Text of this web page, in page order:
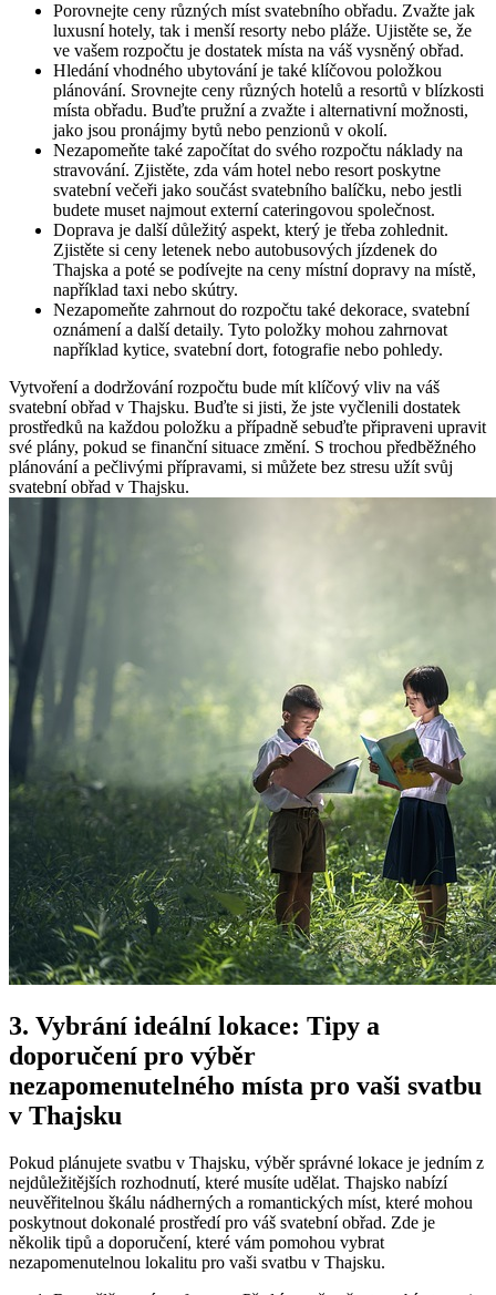
Porovnejte ceny různých míst svatebního obřadu. Zvažte jak
luxusní hotely, tak i menší resorty nebo pláže. Ujistěte se, že
ve vašem rozpočtu je dostatek místa na váš vysněný obřad.
Hledání vhodného ubytování je také klíčovou položkou
plánování. Srovnejte ceny různých hotelů a resortů v blízkosti
místa obřadu. Buďte pružní a zvažte i alternativní možnosti,
jako jsou pronájmy bytů nebo penzionů v okolí.
Nezapomeňte také započítat do svého rozpočtu náklady na
stravování. Zjistěte, zda vám hotel nebo resort poskytne
svatební večeři jako součást svatebního balíčku, nebo jestli
budete muset najmout externí cateringovou společnost.
Doprava je další důležitý aspekt, který je třeba zohlednit.
Zjistěte si ceny letenek nebo autobusových jízdenek do
Thajska a poté se podívejte na ceny místní dopravy na místě,
například taxi nebo skútry.
Nezapomeňte zahrnout do rozpočtu také dekorace, svatební
oznámení a další detaily. Tyto položky mohou zahrnovat
například kytice, svatební dort, fotografie nebo pohledy.
Vytvoření a dodržování rozpočtu bude mít klíčový vliv na váš
svatební obřad v Thajsku. Buďte si jisti, že jste vyčlenili dostatek
prostředků na každou položku a případně sebuďte připraveni upravit
své plány, pokud se finanční situace změní. S trochou předběžného
plánování a pečlivými přípravami, si můžete bez stresu užít svůj
svatební obřad v Thajsku.
3. Vybrání ideální lokace: Tipy a
doporučení pro výběr
nezapomenutelného místa pro vaši svatbu
v Thajsku
Pokud plánujete svatbu v Thajsku, výběr správné lokace je jedním z
nejdůležitějších rozhodnutí, které musíte udělat. Thajsko nabízí
neuvěřitelnou škálu nádherných a romantických míst, které mohou
poskytnout dokonalé prostředí pro váš svatební obřad. Zde je
několik tipů a doporučení, které vám pomohou vybrat
nezapomenutelnou lokalitu pro vaši svatbu v Thajsku.